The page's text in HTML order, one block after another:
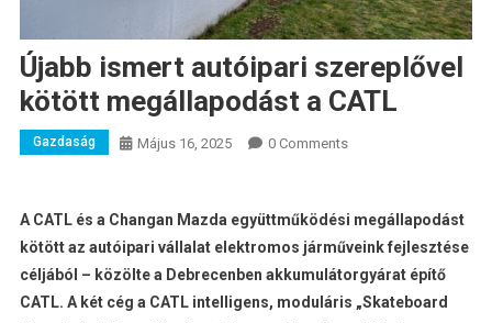
Újabb ismert autóipari szereplővel
kötött megállapodást a CATL
Gazdaság Május 16, 2025 0 Comments
A CATL és a Changan Mazda együttműködési megállapodást
kötött az autóipari vállalat elektromos járműveink fejlesztése
céljából – közölte a Debrecenben akkumulátorgyárat építő
CATL. A két cég a CATL intelligens, moduláris „Skateboard